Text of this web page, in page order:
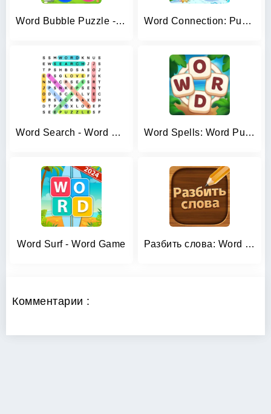
Word Bubble Puzzle - Word Game Word Connection: Puzzle Game
Word Search - Word Puzzle Game Word Spells: Word Puzzle Game
Word Surf - Word Game Разбить слова: Word Game
Комментарии :